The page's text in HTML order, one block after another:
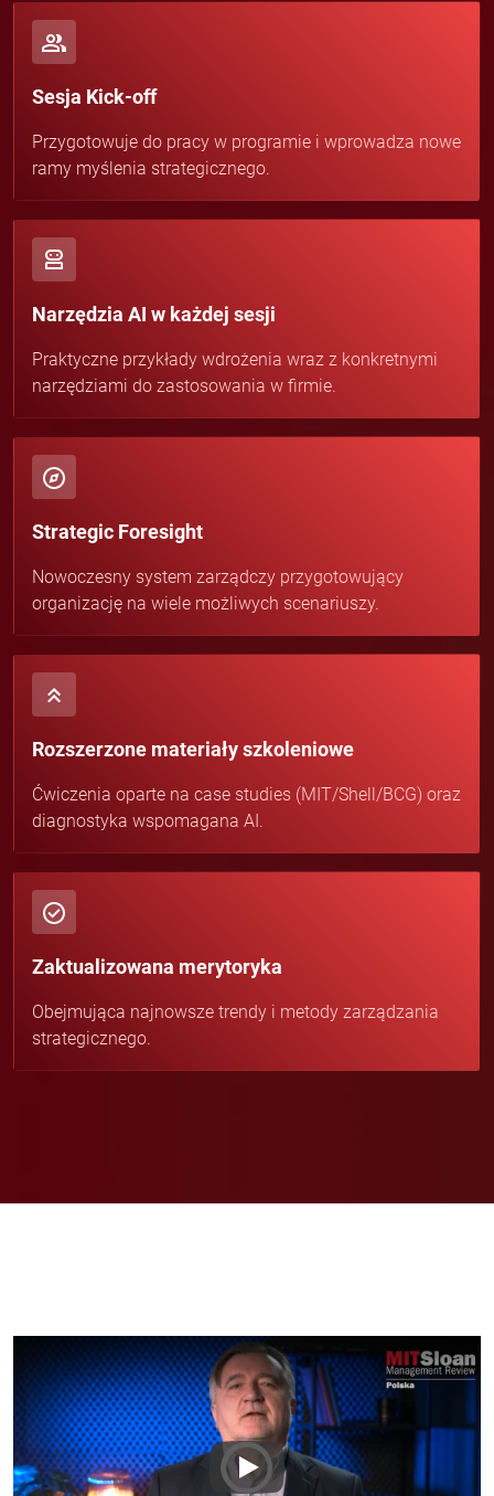
Sesja Kick-off
Przygotowuje do pracy w programie i wprowadza nowe
ramy myślenia strategicznego.
Narzędzia AI w każdej sesji
Praktyczne przykłady wdrożenia wraz z konkretnymi
narzędziami do zastosowania w firmie.
Strategic Foresight
Nowoczesny system zarządczy przygotowujący
organizację na wiele możliwych scenariuszy.
Rozszerzone materiały szkoleniowe
Ćwiczenia oparte na case studies (MIT/Shell/BCG) oraz
diagnostyka wspomagana AI.
Zaktualizowana merytoryka
Obejmująca najnowsze trendy i metody zarządzania
strategicznego.
Play